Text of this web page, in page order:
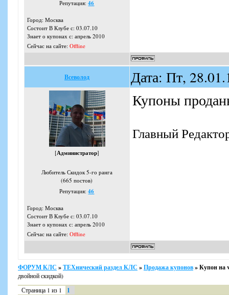
Репутация:46
Город: Москва
Состоит В Клубе с: 03.07.10
Знает о купонах с: апрель 2010
Сейчас на сайте: Offline
Всеволод Дата: Пт,
[Администратор]
Любитель Скидок 5-го ранга
(665 постов)
Репутация:46
Город: Москва
Состоит В Клубе с: 03.07.10
Знает о купонах с: апрель 2010
Сейчас на сайте: Offline
Купоны
Главный
ФОРУМ КЛС »ТЕХнический раздел КЛС »Продажа купонов»Купон на
двойной скидкой)
Страница 1 из 1 1